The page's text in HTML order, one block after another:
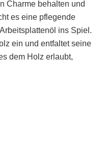
Charme behalten und
es eine pflegende
ins Spiel.
ein und entfaltet seine
dem Holz erlaubt,